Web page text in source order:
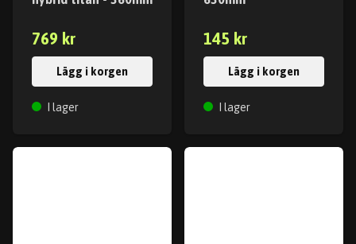
769 kr
Lägg i korgen
I lager
145 kr
Lägg i korgen
I lager